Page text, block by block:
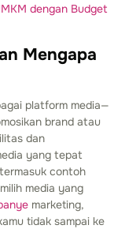
dengan Budget
Mengapa
platform media—
brand atau
dan
yang tepat
contoh
media yang
marketing,
tidak sampai ke